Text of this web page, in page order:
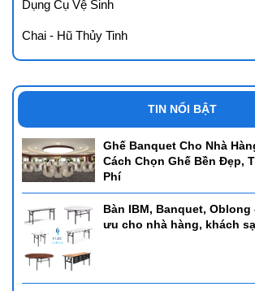
Dụng Cụ Vệ Sinh
Chai - Hũ Thủy Tinh
TIN NỔI BẬT
Ghế Banquet Cho Nhà
Cách Chọn Ghế Bền Đẹp,
Phí
Bàn IBM, Banquet,
ưu cho nhà hàng, khách